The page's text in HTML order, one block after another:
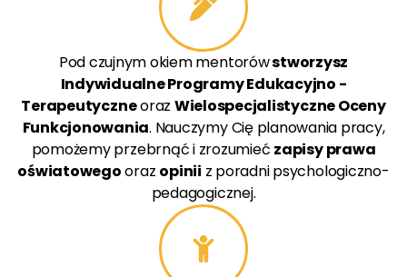
Pod czujnym okiem mentorówstworzysz
Indywidualne Programy Edukacyjno -
Terapeutyczneoraz Wielospecjalistyczne Oceny
Funkcjonowania. Nauczymy Cię planowania pracy,
pomożemy przebrnąć i zrozumieć zapisy prawa
oświatowegooraz opinii z poradni psychologiczno-
pedagogicznej.